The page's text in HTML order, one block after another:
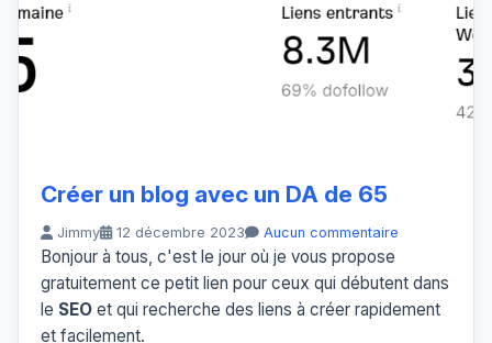
Créer un blog avec un DA de 65
Jimmy 12 décembre 2023 Aucun commentaire
Bonjour à tous, c'est le jour où je vous propose
gratuitement ce petit lien pour ceux qui débutent dans
le SEO et qui recherche des liens à créer rapidement
et facilement.